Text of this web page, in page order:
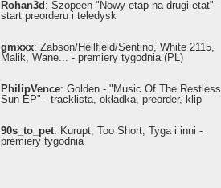
Rohan3d : Szopeen "Nowy etap na drugi etat" -
start preorderu i teledysk
gmxxx: Żabson/Hellfield/Sentino, White 2115,
Malik, Wane... - premiery tygodnia (PL)
PhilipVence: Golden - "Music Of The Restless
Sun EP" - tracklista, okładka, preorder, klip
90s_to_pet: Kurupt, Too Short, Tyga i inni -
premiery tygodnia